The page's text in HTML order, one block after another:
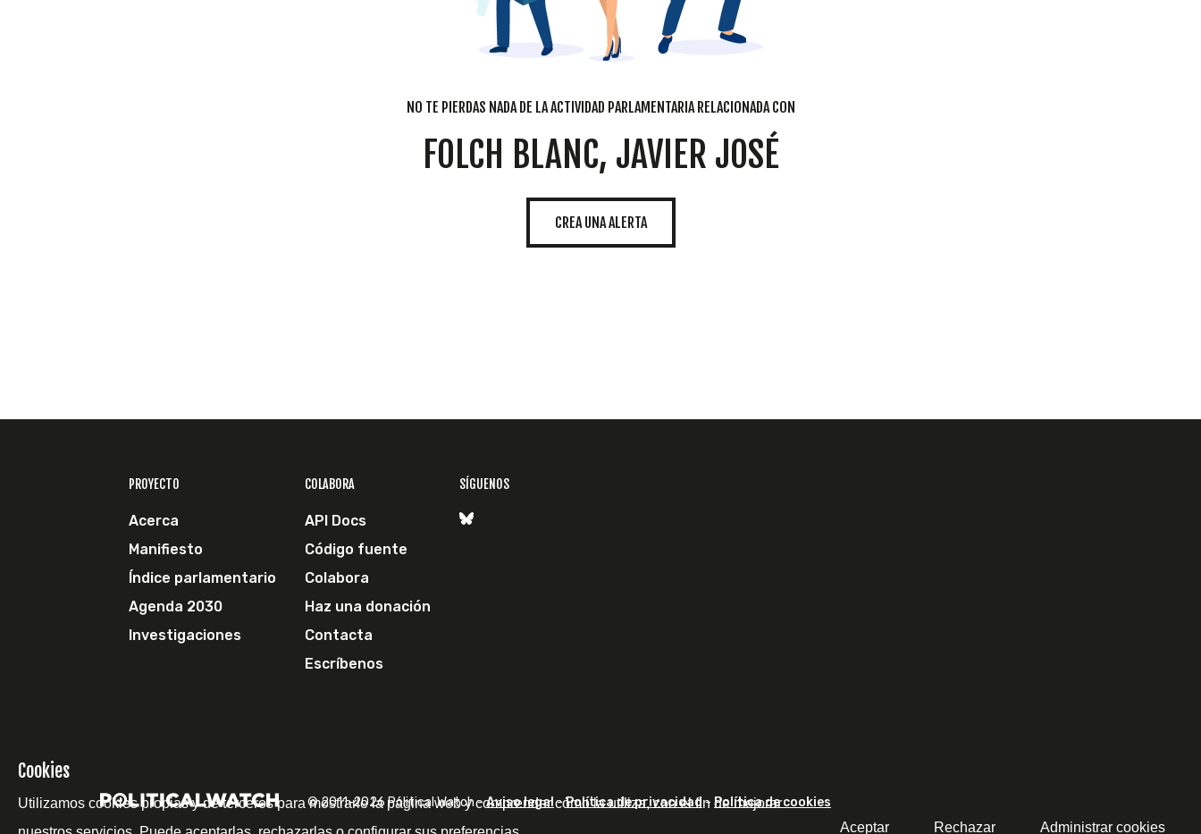
NO TE PIERDAS NADA DE LA ACTIVIDAD PARLAMENTARIA RELACIONADA CON
FOLCH BLANC, JAVIER JOSÉ
CREA UNA ALERTA
PROYECTO
Acerca
Manifiesto
Índice parlamentario
Agenda 2030
Investigaciones
COLABORA
API Docs
Código fuente
Colabora
Haz una donación
Contacta
Escríbenos
SÍGUENOS
© 2011-2026 Political Watch -Aviso legal -Política de privacidad- Política de cookies
Cookies
Utilizamos cookies propias y de terceros para mostrarle la página web y comprender cómo la utiliza, con el fin de mejorar
Aceptar Rechazar Administrar cookies